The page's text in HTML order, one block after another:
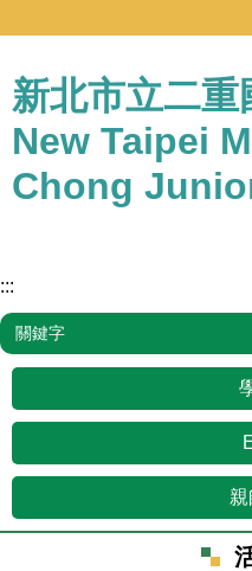
主
要
內
容
區
新北市立二重
New Taipei
Chong
:::